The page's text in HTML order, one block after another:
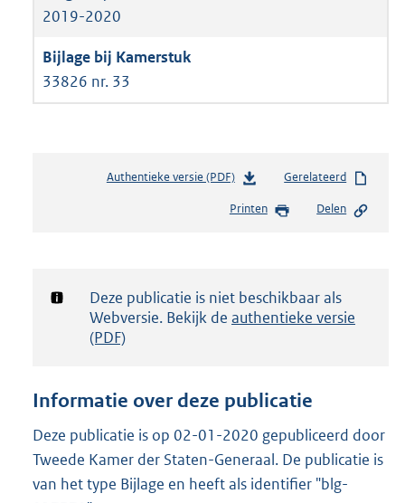
2019-2020
33826 nr. 33
Authentieke versie (PDF)b
s
d
g
t
e
:
3
Gerelateerd
Printen Delen
Notificatie:
Deze publicatie is niet beschikbaar als
Webversie. Bekijk de authentieke versie
(PDF)
Informatie over deze publicatie
Deze publicatie is op 02-01-2020 gepubliceerd door
Tweede Kamer der Staten-Generaal. De publicatie is
van het type Bijlage en heeft als identifier "blg-